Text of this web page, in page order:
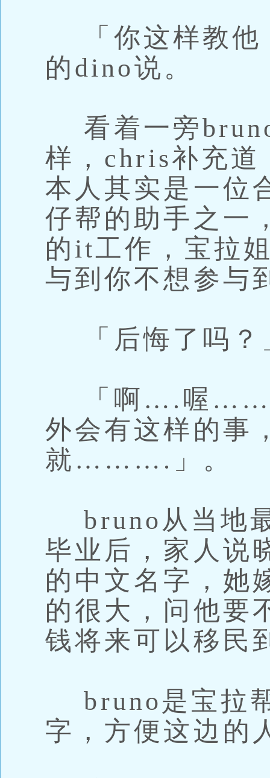
「你这样教他
的dino说。
看着一旁
样，chris补充道
本人其实是一位
仔帮的助手之一
的it工作，宝拉
与到你不想参与
「后悔了吗？
「啊….喔…….
外会有这样的事
就……….」。
bruno从当地
毕业后，家人说
的中文名字，她
的很大，问他要
钱将来可以移民
bruno是宝拉
字，方便这边的